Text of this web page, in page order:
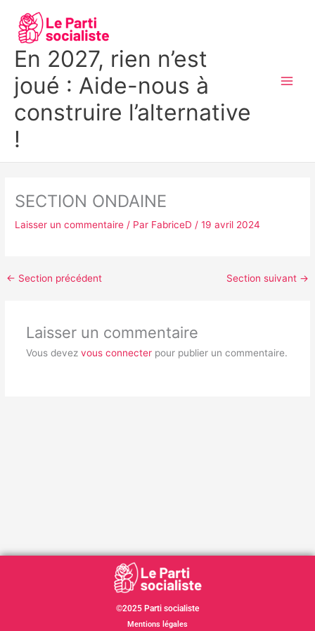
contenu
En 2027, rien n’est
joué : Aide-nous à
construire l’alternative
!
SECTION ONDAINE
Laisser un commentaire / Par FabriceD/19 avril 2024
← Section précédent Section suivant →
Laisser un commentaire
Vous devez vous connecterpour publier un commentaire.
©2025 Parti socialiste
Mentions légales